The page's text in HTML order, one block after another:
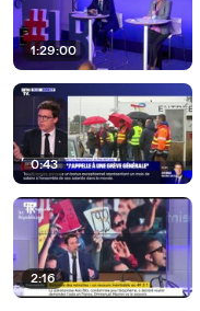
1:29:00
0:43
2:16